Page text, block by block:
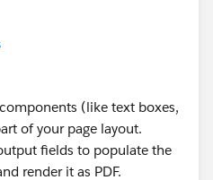
(like text boxes,
of your page layout.
fields to populate the
render it as PDF.